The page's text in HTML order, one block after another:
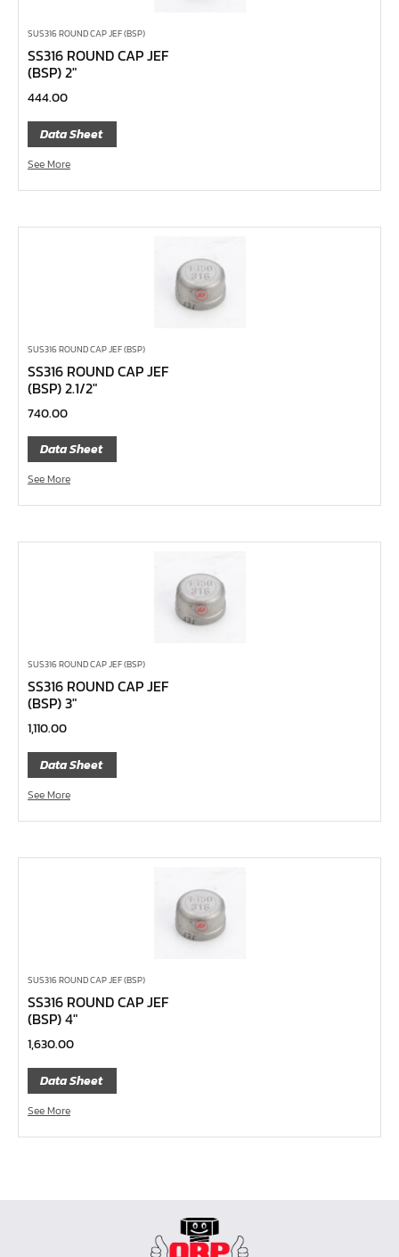
ด้ามฟรี หัวเล็ก ด้ามเรียบ กดปุ่ม 1/4", 3/8", 1/2"
ด้ามฟรี หัวเล็ก ด้ามเหล็ก กดปุ่ม 1/4", 3/8", 1/2"
ด้ามฟรี หัวเล็ก ด้ามยาง 1/4", 3/8", 1/2"
ด้ามฟรี หัวเล็ก ด้ามเรียบ 1/4", 3/8", 1/2"
ด้ามฟรี หัวเล็ก ด้ามเหล็ก 1/4", 3/8", 1/2"
ด้ามฟรีสั้น 1/4", 3/8", 1/2"
ด้ามฟรี ด้ามเรียบ 1/4", 3/8", 1/2"
ด้ามฟรี ด้ามเหล็ก 1/4", 3/8", 1/2", 1"
บ๊อกซ์เดือยโผล่ ท๊อกซ์ พลัส 5 แฉก
บ๊อกซ์เดือยโผล่ ท๊อกซ์ พลัส, ท๊อกซ์ RibeCV
บ๊อกซ์เดือยโผล่ ท๊อกซ์, ท๊อกซ์มีรู
บ๊อกซ์เดือยโผล่ 12 แฉก, บ๊อกซ์เดือยโผล่ 12 เหลี่ยม
บ๊อกซ์เดือยโผล่ หกเหลี่ยม,บ๊อกซ์เดือยโผล่ หกเหลี่ยมหัว
บ๊อกซ์เดือยโผล่ แบน
บ๊อกซ์เดือยโผล่ แฉก โพซี่
บ๊อกซ์เดือยโผล่ แฉก
ประแจตะขอ
เหล็กตอก
เหล็กสกัด
เหล็กส่ง
ค้อนพลาสติก
ค้อนช่างเหล็ก
ค้อนทุบหิน
ค้อนช่างทอง
คีมหนีบ-ถ่างแหวน
คีมปากนกแก้ว,​คีมตัดตะปู
คีมปากแหลม
คีมปากเฉียง
คีมคอม้า
คีมปากจิ้งจก
SUS316 ROUND CAP JEF (BSP)
SS316 ROUND CAP JEF
(BSP) 2″
444.00
Data Sheet
See More
SUS316 ROUND CAP JEF (BSP)
SS316 ROUND CAP JEF
(BSP) 2.1/2″
740.00
Data Sheet
See More
SUS316 ROUND CAP JEF (BSP)
SS316 ROUND CAP JEF
(BSP) 3″
1,110.00
Data Sheet
See More
SUS316 ROUND CAP JEF (BSP)
SS316 ROUND CAP JEF
(BSP) 4″
1,630.00
Data Sheet
See More